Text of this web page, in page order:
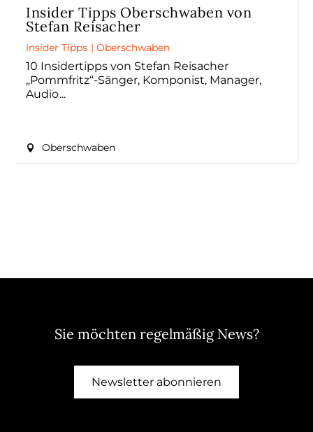
Insider Tipps Oberschwaben von
Stefan Reisacher
Insider Tipps |Oberschwaben
10 Insidertipps von Stefan Reisacher
„Pommfritz“-Sänger, Komponist, Manager,
Audio
Oberschwaben
Sie möchten regelmäßig News?
Newsletter abonnieren